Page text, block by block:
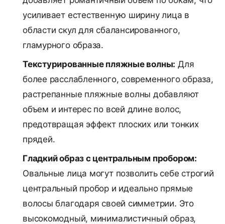
усиливает естественную ширину лица в
области скул для сбалансированного,
гламурного образа.
Текстурированные пляжные волны: Для
более расслабленного, современного образа,
растрепанные пляжные волны добавляют
объем и интерес по всей длине волос,
предотвращая эффект плоских или тонких
прядей.
Гладкий образ с центральным пробором:
Овальные лица могут позволить себе строгий
центральный пробор и идеально прямые
волосы благодаря своей симметрии. Это
высокомодный, минималистичный образ,